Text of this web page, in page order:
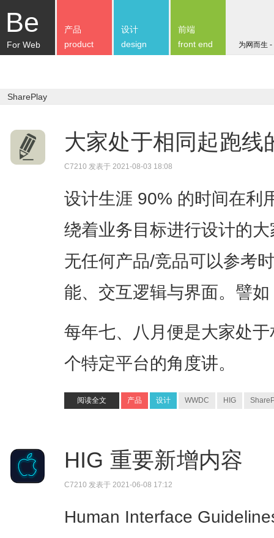
Be
For Web 为网而生
产品
product
设计
design
前端
front end
SharePlay
大家处于相同起跑
C7210 发表于 2021-08-03 18:08
设计生涯 90% 的时间在利
绕着业务目标进行设计的
无任何产品/竞品可以参考
能、交互逻辑与界面。譬
每年七、八月便是大家处
个特定平台的角度讲。
阅读全文 产品 设计 WWDC HIG
HIG 重要新增内容
C7210 发表于 2021-06-08 17:12
Human Interface